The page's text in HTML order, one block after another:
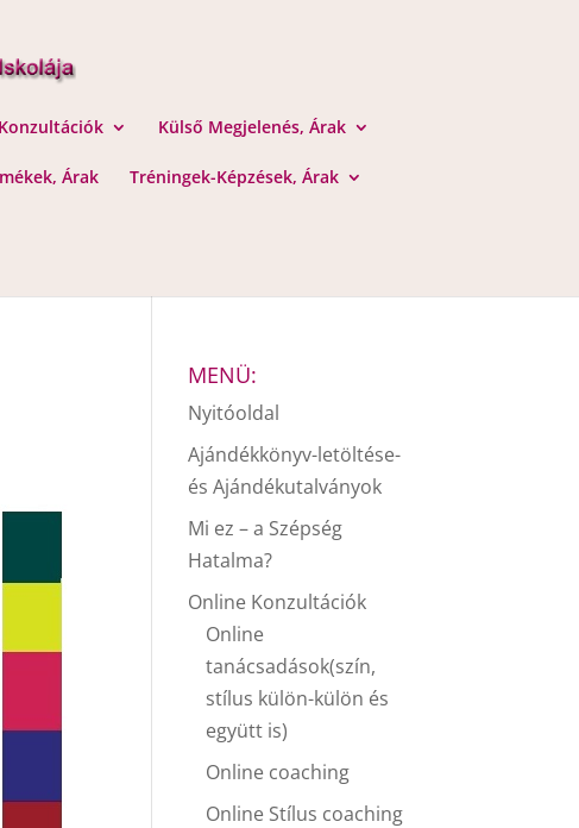
Külső Megjelenés, Árak
Árak Tréningek-Képzések, Árak
MENÜ:
Nyitóoldal
Ajándékkönyv-letöltése-
és Ajándékutalványok
Mi ez – a Szépség
Hatalma?
Online Konzultációk
Online
tanácsadások(szín,
stílus külön-külön és
együtt is)
Online coaching
Online Stílus coaching